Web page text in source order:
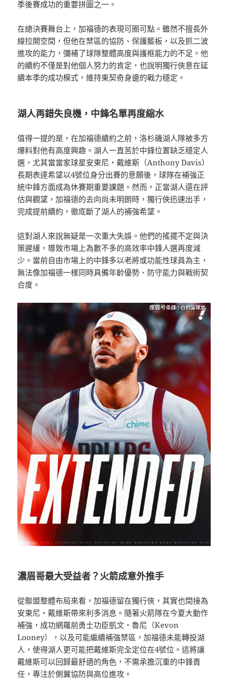
季後賽成功的重要拼圖之一。
在總決賽舞台上，加福德的表現可圈可點。雖然不擅長外
線拉開空間，但他在禁區的協防、保護籃板，以及抓二波
進攻的能力，彌補了球隊整體高度與護框能力的不足。他
的續約不僅是對他個人努力的肯定，也說明獨行俠意在延
續本季的成功模式，維持東契奇身邊的戰力穩定。
湖人再錯失良機，中鋒名單再度縮水
值得一提的是，在加福德續約之前，洛杉磯湖人隊被多方
爆料對他有高度興趣。湖人一直苦於中鋒位置缺乏穩定人
選，尤其當當家球星安東尼・戴維斯（Anthony Davis）
長期表達希望以4號位身分出賽的意願後，球隊在補強正
統中鋒方面成為休賽期重要課題。然而，正當湖人還在評
估與觀望，加福德的去向尚未明朗時，獨行俠迅速出手，
完成提前續約，徹底斷了湖人的補強希望。
這對湖人來說無疑是一次重大失誤。他們的搖擺不定與決
策遲緩，導致市場上為數不多的高效率中鋒人選再度減
少。當前自由市場上的中鋒多以老將或功能性球員為主，
無法像加福德一樣同時具備年齡優勢、防守能力與戰術契
合度。
濃眉哥最大受益者？火箭成意外推手
從聯盟整體布局來看，加福德留在獨行俠，其實也間接為
安東尼・戴維斯帶來利多消息。隨著火箭隊在今夏大動作
補強，成功網羅前勇士功臣凱文・魯尼（Kevon
Looney），以及可能繼續補強禁區，加福德未能轉投湖
人，使得湖人更可能把戴維斯完全定位在4號位。這將讓
戴維斯可以回歸最舒適的角色，不需承擔沉重的中鋒責
任，專注於側翼協防與高位進攻。